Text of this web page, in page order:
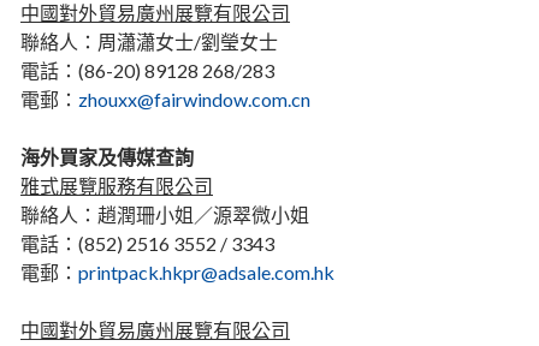
中國對外貿易廣州展覽有限公司
聯絡人：周瀟瀟女士/劉瑩女士
電話：(86-20) 89128 268/283
電郵： zhouxx@fairwindow.com.cn
海外買家及傳媒查詢
雅式展覽服務有限公司
聯絡人：趙潤珊小姐／源翠微小姐
電話：(852) 2516 3552 / 3343
電郵： printpack.hkpr@adsale.com.hk
中國對外貿易廣州展覽有限公司